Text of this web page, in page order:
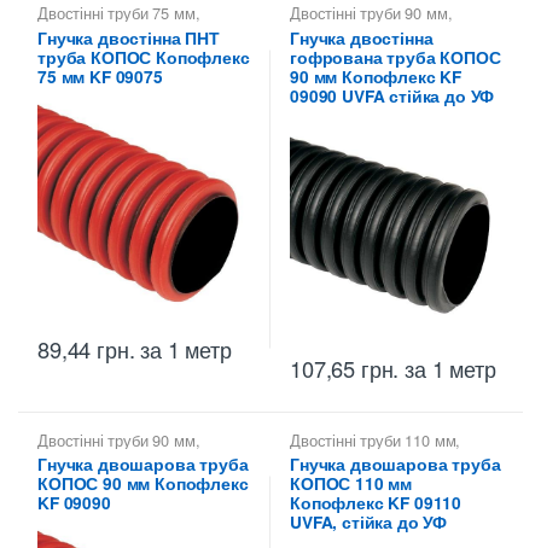
Двостінні труби 75 мм,
Копофлекс КОПОС — гнучкі
двостінні труби,Труби
двостінні KOPOS -
Копофлекс Коподур
Гнучка двостінна ПНТ
труба КОПОС Копофлекс
75 мм KF 09075
89,44 грн. за 1 метр
Двостінні труби 90 мм,
Двостінні труби для
прокладки кабелю в землі
Копофлекс КОПОС — гнучкі
двостінні труби,Труби
двостінні KOPOS -
Копофлекс Коподур
Гнучка двостінна
гофрована труба КОПОС
90 мм Копофлекс KF
09090 UVFA стійка до УФ
107,65 грн. за 1 метр
Двостінні труби 90 мм,
Двостінні труби для
прокладки кабелю в землі,
Копофлекс КОПОС — гнучкі
двостінні труби
Копофлекс Коподур
Гнучка двошарова труба
КОПОС 90 мм Копофлекс
KF 09090
Двостінні труби 110 мм,
Копофлекс КОПОС — гнучкі
двостінні труби,Труби
двостінні KOPOS -
Копофлекс Коподур
Гнучка двошарова труба
КОПОС 110 мм
Копофлекс KF 09110
UVFA, стійка до УФ